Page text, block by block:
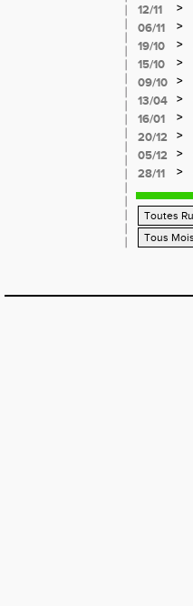
12/11
>
06/11
>
19/10
>
15/10
>
09/10
>
13/04
>
16/01
>
20/12
>
05/12
>
28/11 >